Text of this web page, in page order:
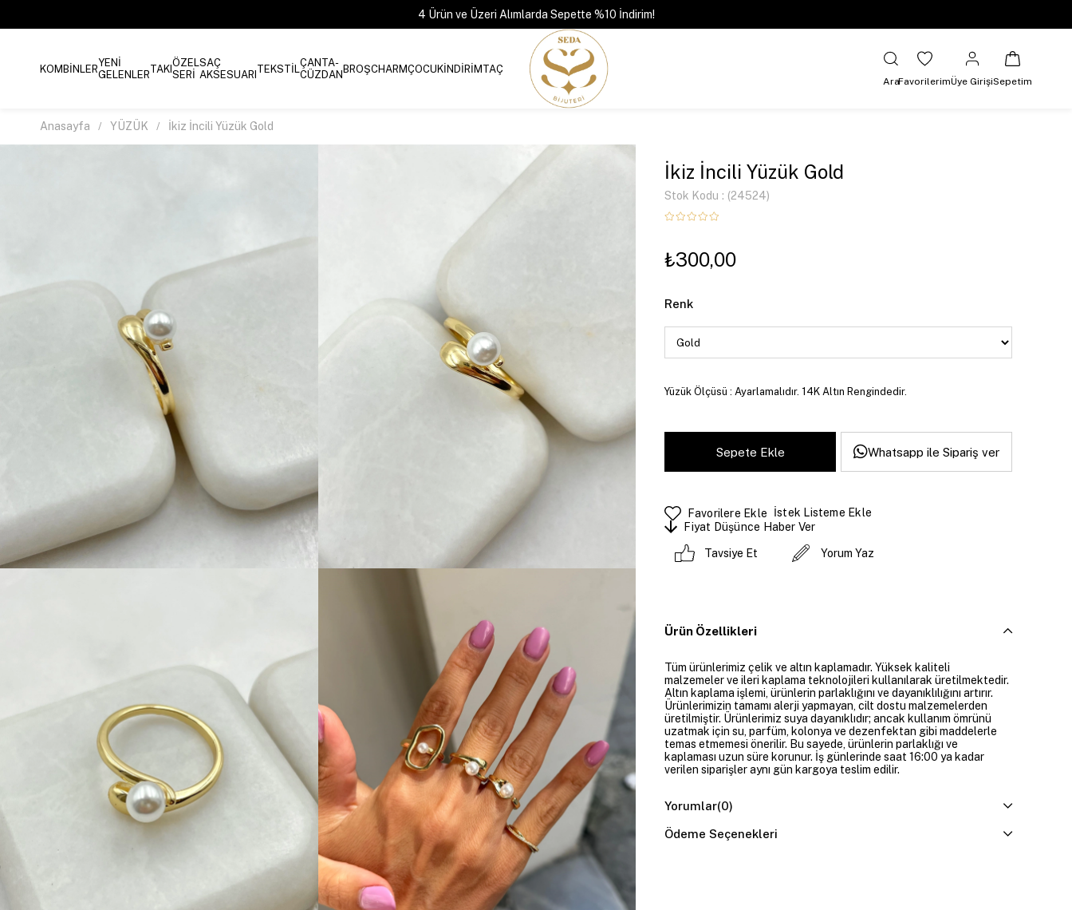
4 Ürün ve Üzeri Alımlarda Sepette %10 İndirim!
KOMBİNLERYENİ
GELENLERTAKIÖZEL
SERİ
SAÇ
AKSESUARI TEKSTİLÇANTA-
CÜZDANBROŞCHARMÇOCUKİNDİRİMTAÇ
AraFavorilerimÜye GirişiSepetim
Anasayfa YÜZÜK İkiz İncili Yüzük Gold
İkiz İncili Yüzük Gold
Stok Kodu (24524)
₺300,00
Renk
Yüzük Ölçüsü : Ayarlamalıdır. 14K Altın Rengindedir.
Whatsapp ile Sipariş ver
Favorilere Ekle
İstek Listeme Ekle
Fiyat Düşünce Haber Ver
Tavsiye Et Yorum Yaz
Ürün Özellikleri
Tüm ürünlerimiz çelik ve altın kaplamadır. Yüksek kaliteli
malzemeler ve ileri kaplama teknolojileri kullanılarak üretilmektedir.
Altın kaplama işlemi, ürünlerin parlaklığını ve dayanıklılığını artırır.
Ürünlerimizin tamamı alerji yapmayan, cilt dostu malzemelerden
üretilmiştir. Ürünlerimiz suya dayanıklıdır; ancak kullanım ömrünü
uzatmak için su, parfüm, kolonya ve dezenfektan gibi maddelerle
temas etmemesi önerilir. Bu sayede, ürünlerin parlaklığı ve
kaplaması uzun süre korunur. İş günlerinde saat 16:00 ya kadar
verilen siparişler aynı gün kargoya teslim edilir.
Yorumlar(0)
Ödeme Seçenekleri